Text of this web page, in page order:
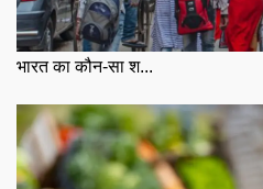
भारत का कौन-सा श...